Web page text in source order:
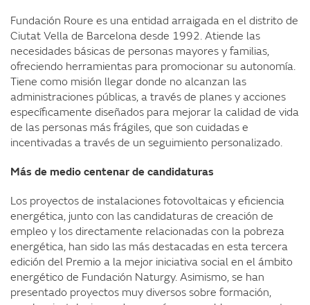
Fundación Roure es una entidad arraigada en el distrito de
Ciutat Vella de Barcelona desde 1992. Atiende las
necesidades básicas de personas mayores y familias,
ofreciendo herramientas para promocionar su autonomía.
Tiene como misión llegar donde no alcanzan las
administraciones públicas, a través de planes y acciones
específicamente diseñados para mejorar la calidad de vida
de las personas más frágiles, que son cuidadas e
incentivadas a través de un seguimiento personalizado.
Más de medio centenar de candidaturas
Los proyectos de instalaciones fotovoltaicas y eficiencia
energética, junto con las candidaturas de creación de
empleo y los directamente relacionadas con la pobreza
energética, han sido las más destacadas en esta tercera
edición del Premio a la mejor iniciativa social en el ámbito
energético de Fundación Naturgy. Asimismo, se han
presentado proyectos muy diversos sobre formación,